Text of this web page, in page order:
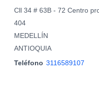
Cll 34 # 63B - 72 Centro
404
MEDELLÍN
ANTIOQUIA
Teléfono 3116589107